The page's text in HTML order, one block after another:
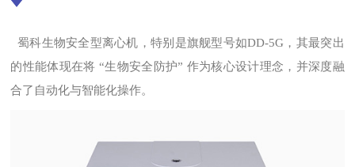
蜀科生物安全型离心机，特别是旗舰型号如DD-5G ，其最突出
的性能体现在将 “生物安全防护” 作为核心设计理念，并深度融
合了自动化与智能化操作。